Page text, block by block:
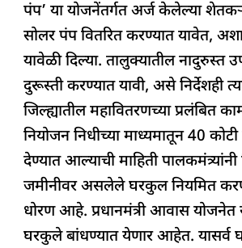
पंप’ या योजनेंतर्गत अर्ज केलेल्या
सोलर पंप वितरित करण्यात यावेत,
यावेळी दिल्या. तालुक्यातील नादुरुस्त
दुरूस्ती करण्यात यावी, असे निर्देशही
जिल्ह्यातील महावितरणच्या प्रलंबित
नियोजन निधीच्या माध्यमातून 40
देण्यात आल्याची माहिती
जमीनीवर असलेले घरकुल नियमित
धोरण आहे. प्रधानमंत्री आवास योजनेत
घरकुले बांधण्यात येणार आहेत. यासर्व